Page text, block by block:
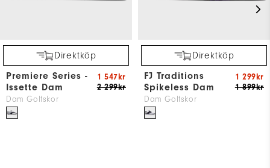
Direktköp
Premiere Series -
Issette Dam
Dam Golfskor
2 299kr
1 547kr
Direktköp
FJ Traditions
Spikeless Dam
Dam Golfskor
1 899kr
1 299kr